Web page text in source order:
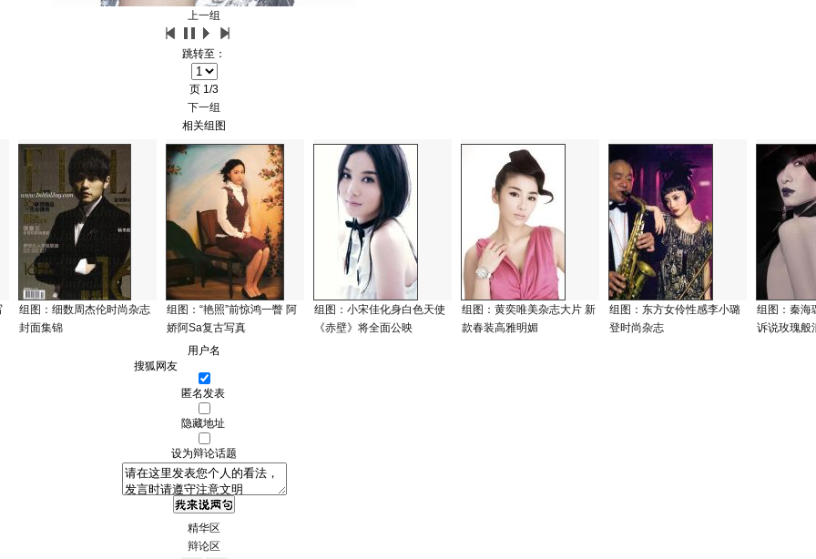
上一组
跳转至：
页 1/3
下一组
相关组图
组图：细数周杰伦时尚杂志
封面集锦
组图：“艳照”前惊鸿一瞥 阿
娇阿Sa复古写真
组图：小宋佳化身白色天使
《赤壁》将全面公映
组图：黄奕唯美杂志大片 新
款春装高雅明媚
组图：东方女伶性感李小璐
登时尚杂志
组图：秦海
诉说玫瑰般
用户名
匿名发表
隐藏地址
设为辩论话题
精华区
辩论区